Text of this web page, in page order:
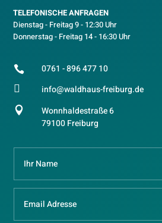
TELEFONISCHE ANFRAGEN
Dienstag - Freitag 9 - 12:30 Uhr
Donnerstag - Freitag 14 - 16:30 Uhr
 0761 - 896 477 10
 info@waldhaus-freiburg.de

Wonnhaldestraße 6
79100 Freiburg